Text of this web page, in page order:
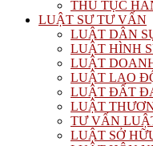
THỦ TỤC
LUẬT SƯ TƯ VẤN
LUẬT DÂN
LUẬT HÌNH
LUẬT
LUẬT LAO
LUẬT ĐẤT
LUẬT
TƯ VẤN
LUẬT SỞ